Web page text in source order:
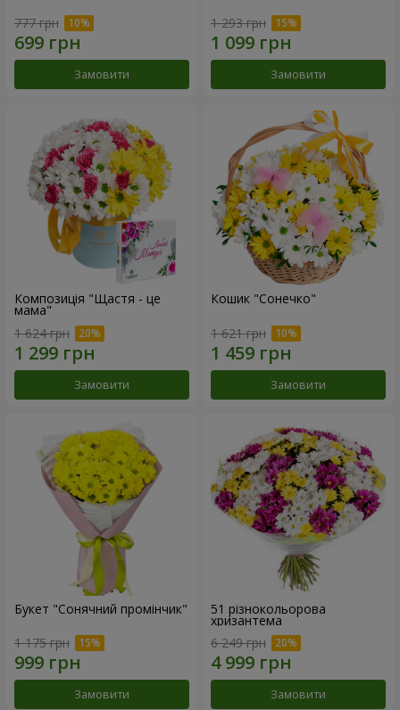
777 грн
Замовити
1 293 грн
Замовити
Композиція "Щастя - це
мама"
1 624 грн
Замовити
Кошик "Сонечко"
1 621 грн
Замовити
Букет "Сонячний промінчик"
1 175 грн
Замовити
51 різнокольорова
хризантема
6 249 грн
Замовити